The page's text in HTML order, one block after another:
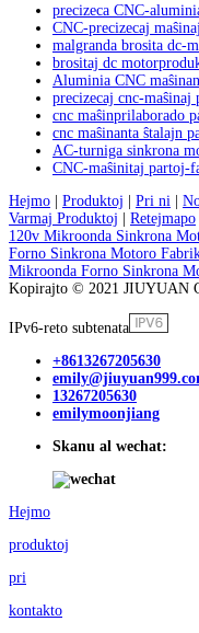
precizeca CNC-
CNC-precizecaj
malgranda brosita dc-
brositaj dc
Aluminia CNC
precizecaj cnc-maŝinaj
cnc maŝinprilaborado
cnc maŝinanta ŝtalajn
AC-turniga sinkrona
CNC-maŝinitaj partoj-
Hejmo | Produktoj | Pri ni |
Varmaj Produktoj | Retejmapo
120v Mikroonda Sinkrona
Forno Sinkrona Motoro
Mikroonda Forno Sinkrona
Kopirajto © 2021 JIUYUAN
IPv6-reto subtenata
+8613267205630
13267205630
emilymoonjiang
Skanu al wechat:
Hejmo
produktoj
pri
kontakto